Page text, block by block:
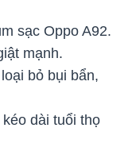
sạc Oppo A92.
mạnh.
bỏ bụi bẩn,
dài tuổi thọ